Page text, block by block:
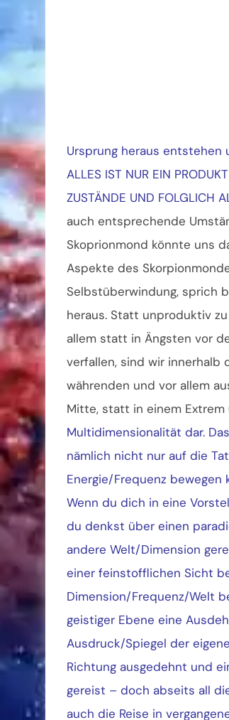
Ursprung heraus
ALLES IST NUR EIN
ZUSTÄNDE UND FOLGLICH
auch entsprechende
Skoprionmond könnte uns
Aspekte des
Selbstüberwindung, sprich
heraus. Statt unproduktiv
allem statt in Ängsten vor
verfallen, sind wir innerhalb
währenden und vor allem
Mitte, statt in einem Extrem
Multidimensionalität dar.
nämlich nicht nur auf die
Energie/Frequenz bewegen
Wenn du dich in eine
du denkst über einen
andere Welt/Dimension
einer feinstofflichen Sicht
Dimension/Frequenz/Welt
geistiger Ebene eine
Ausdruck/Spiegel der
Richtung ausgedehnt und
gereist – doch abseits all
auch die Reise in